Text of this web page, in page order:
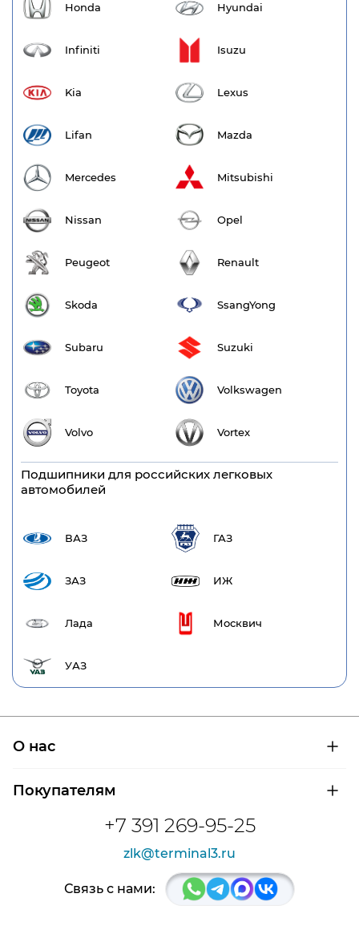
Honda Hyundai
Infiniti Isuzu
Kia Lexus
Lifan Mazda
Mercedes Mitsubishi
Nissan Opel
Peugeot Renault
Skoda SsangYong
Subaru Suzuki
Toyota Volkswagen
Volvo Vortex
Подшипники для российских легковых
автомобилей
ВАЗ ГАЗ
ЗАЗ ИЖ
Лада Москвич
УАЗ
+7 391 269-95-25
zlk@terminal3.ru
О нас
Сертификаты на продукцию
Покупателям
Доставка и оплата
Расшифровка маркировки подшипников
Связь с нами: